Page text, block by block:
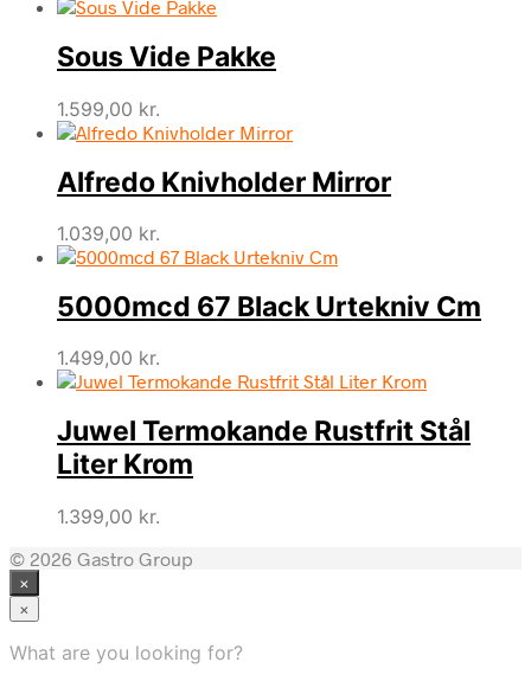
Sous Vide Pakke
1.599,00 kr.
Alfredo Knivholder Mirror
1.039,00 kr.
5000mcd 67 Black Urtekniv Cm
1.499,00 kr.
Juwel Termokande Rustfrit Stål
Liter Krom
1.399,00 kr.
© 2026 Gastro Group
×
×
What are you looking for?